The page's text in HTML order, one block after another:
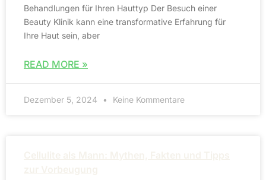
Behandlungen für Ihren Hauttyp Der Besuch einer
Beauty Klinik kann eine transformative Erfahrung für
Ihre Haut sein, aber
READ MORE »
Dezember 5, 2024 Keine Kommentare